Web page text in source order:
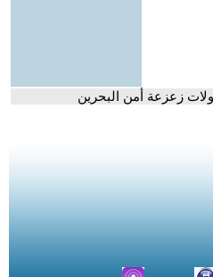
زعزعة أمن البحرين